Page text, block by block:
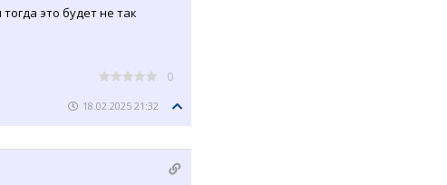
это будет не так
0
18.02.2025 21:32